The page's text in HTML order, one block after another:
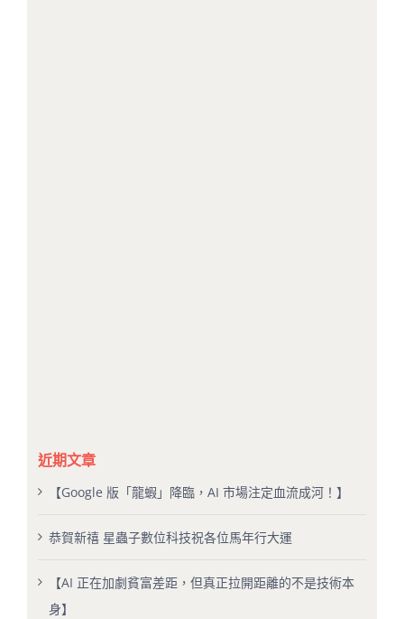
近期文章
【Google 版「龍蝦」降臨，AI 市場注定血流成河！】
恭賀新禧 星蟲子數位科技祝各位馬年行大運
【AI 正在加劇貧富差距，但真正拉開距離的不是技術本
身】